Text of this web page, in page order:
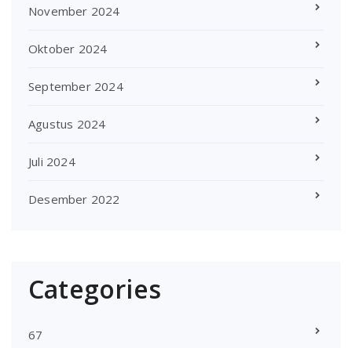
November 2024
Oktober 2024
September 2024
Agustus 2024
Juli 2024
Desember 2022
Categories
67